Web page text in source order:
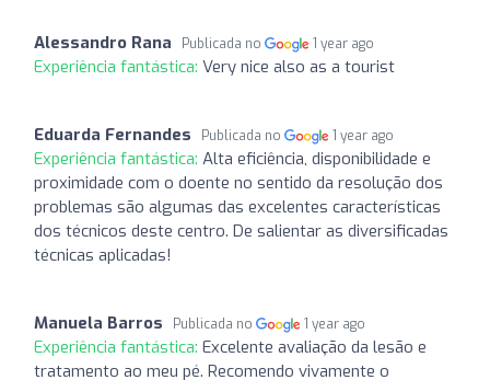
Alessandro Rana Publicada no 1 year ago
Experiência fantástica: Very nice also as a tourist
Eduarda Fernandes Publicada no 1 year ago
Experiência fantástica: Alta eficiência, disponibilidade e
proximidade com o doente no sentido da resolução dos
problemas são algumas das excelentes características
dos técnicos deste centro. De salientar as diversificadas
técnicas aplicadas!
Manuela Barros Publicada no 1 year ago
Experiência fantástica: Excelente avaliação da lesão e
tratamento ao meu pé. Recomendo vivamente o